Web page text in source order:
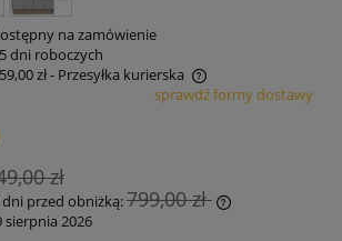
na zamówienie
dni roboczych
zł- Przesyłka kurierska
ewentualnych kosztów płatnościsprawdź formy dostawy
zł
dni przed obniżką:799,00 zł
2026